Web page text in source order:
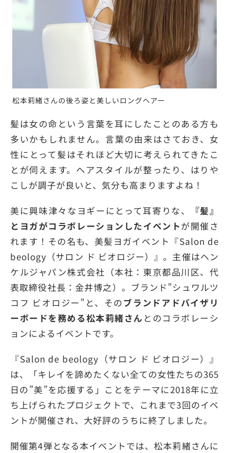
松本莉緒さんの後ろ姿と美しいロングヘアー
髪は女の命という言葉を耳にしたことのある方も
多いかもしれません。言葉の由来はさておき、女
性にとって髪はそれほど大切に考えられてきたこ
とが伺えます。ヘアスタイルが整ったり、はりや
こしが調子が良いと、気分も高まりますよね！
美に興味津々なヨギーにとって耳寄りな、
『髪』
とヨガがコラボレーションしたイベントが開催さ
れます！その名も、美髪ヨガイベント『Salon de
beology（サロン ド ビオロジー）』。主催はヘン
ケルジャパン株式会社（本社：東京都品川区、代
表取締役社長：金井博之）。ブランド”シュワルツ
コフ ビオロジー”と、そのブランドアドバイザリ
ーボードを務める松本莉緒さん とのコラボレーシ
ョンによるイベントです。
『Salon de beology（サロン ド ビオロジー）』
は、「キレイを諦めたくない全ての女性たちの365
日の”美”を応援する」ことをテーマに2018年に立
ち上げられたプロジェクトで、これまで3回のイベ
ントが開催され、大好評のうちに終了しました。
開催第4弾となる本イベントでは、松本莉緒さんに